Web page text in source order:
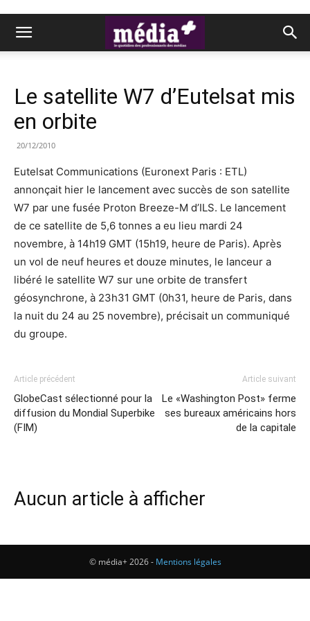
Le satellite W7 d’Eutelsat mis
en orbite
20/12/2010
Eutelsat Communications (Euronext Paris : ETL)
annonçait hier le lancement avec succès de son satellite
W7 par une fusée Proton Breeze-M d’ILS. Le lancement
de ce satellite de 5,6 tonnes a eu lieu mardi 24
novembre, à 14h19 GMT (15h19, heure de Paris). Après
un vol de neuf heures et douze minutes, le lanceur a
libéré le satellite W7 sur une orbite de transfert
géosynchrone, à 23h31 GMT (0h31, heure de Paris, dans
la nuit du 24 au 25 novembre), précisait un communiqué
du groupe.
Article précédent
GlobeCast sélectionné pour la
diffusion du Mondial Superbike
(FIM)
Article suivant
Le «Washington Post» ferme
ses bureaux américains hors
de la capitale
Aucun article à afficher
© média+ 2026 - Mentions légales